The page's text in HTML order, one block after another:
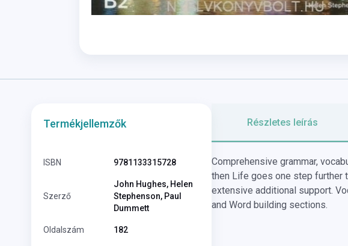
Termékjellemzők
ISBN 9781133315728
Szerző
John Hughes, Helen
Stephenson, Paul
Dummett
Oldalszám 182
Részletes leírás
Comprehensive grammar,
then Life goes one step further
extensive additional support.
and Word building sections.